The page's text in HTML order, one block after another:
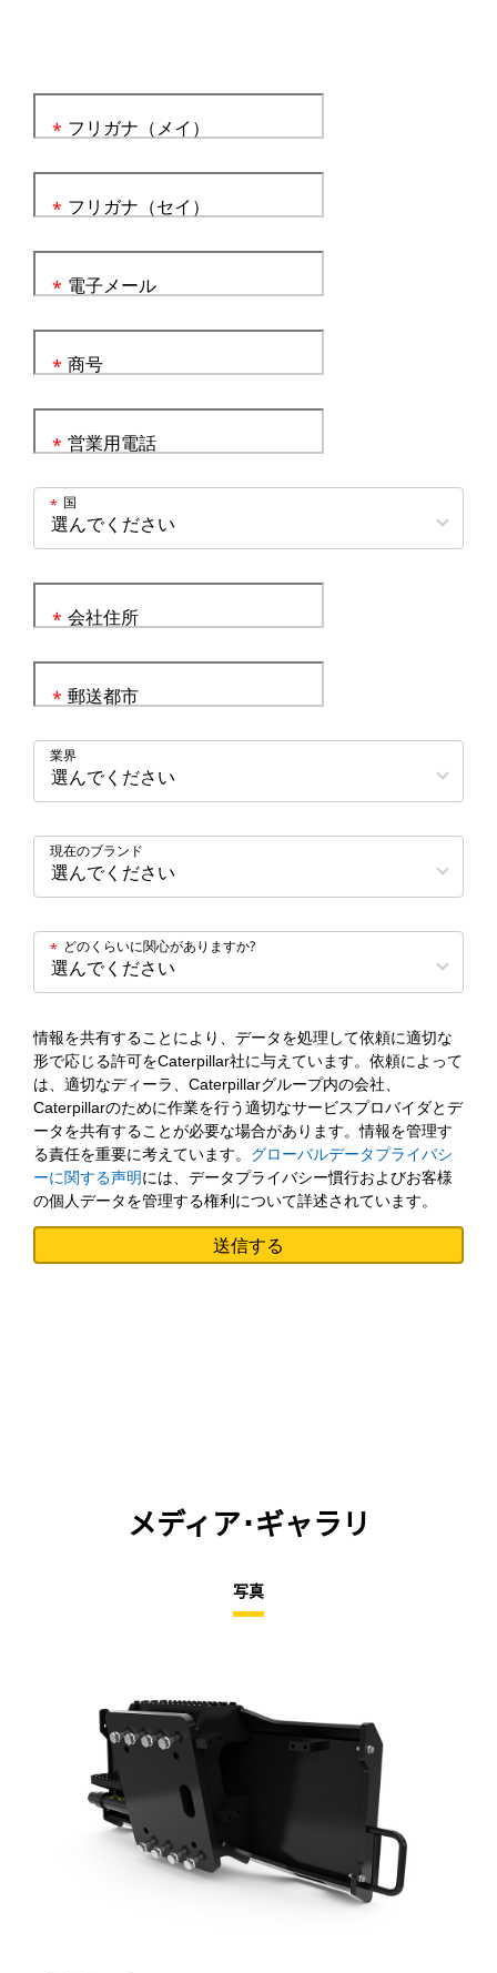
フリガナ（メイ）
*
フリガナ（セイ）
*
電子メール
*
商号
*
営業用電話
*
国
*
会社住所
*
郵送都市
*
業界
現在のブランド
どのくらいに関心がありますか?
*
情報を共有することにより、データを処理して依頼に適切な
形で応じる許可をCaterpillar社に与えています。依頼によって
は、適切なディーラ、Caterpillarグループ内の会社、
Caterpillarのために作業を行う適切なサービスプロバイダとデ
ータを共有することが必要な場合があります。情報を管理す
る責任を重要に考えています。 グローバルデータプライバシ
ーに関する声明には、データプライバシー慣行およびお客様
の個人データを管理する権利について詳述されています。
メディア･ギャラリ
写真